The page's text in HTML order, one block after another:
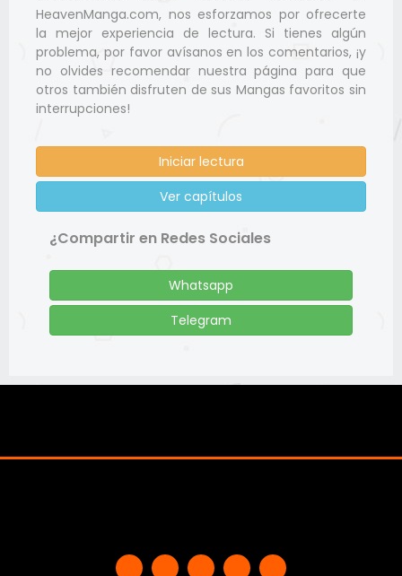
HeavenManga.com, nos esforzamos por ofrecerte
la mejor experiencia de lectura. Si tienes algún
problema, por favor avísanos en los comentarios, ¡y
no olvides recomendar nuestra página para que
otros también disfruten de sus Mangas favoritos sin
interrupciones!
Iniciar lectura
Ver capítulos
¿Compartir en Redes Sociales
Whatsapp
Telegram